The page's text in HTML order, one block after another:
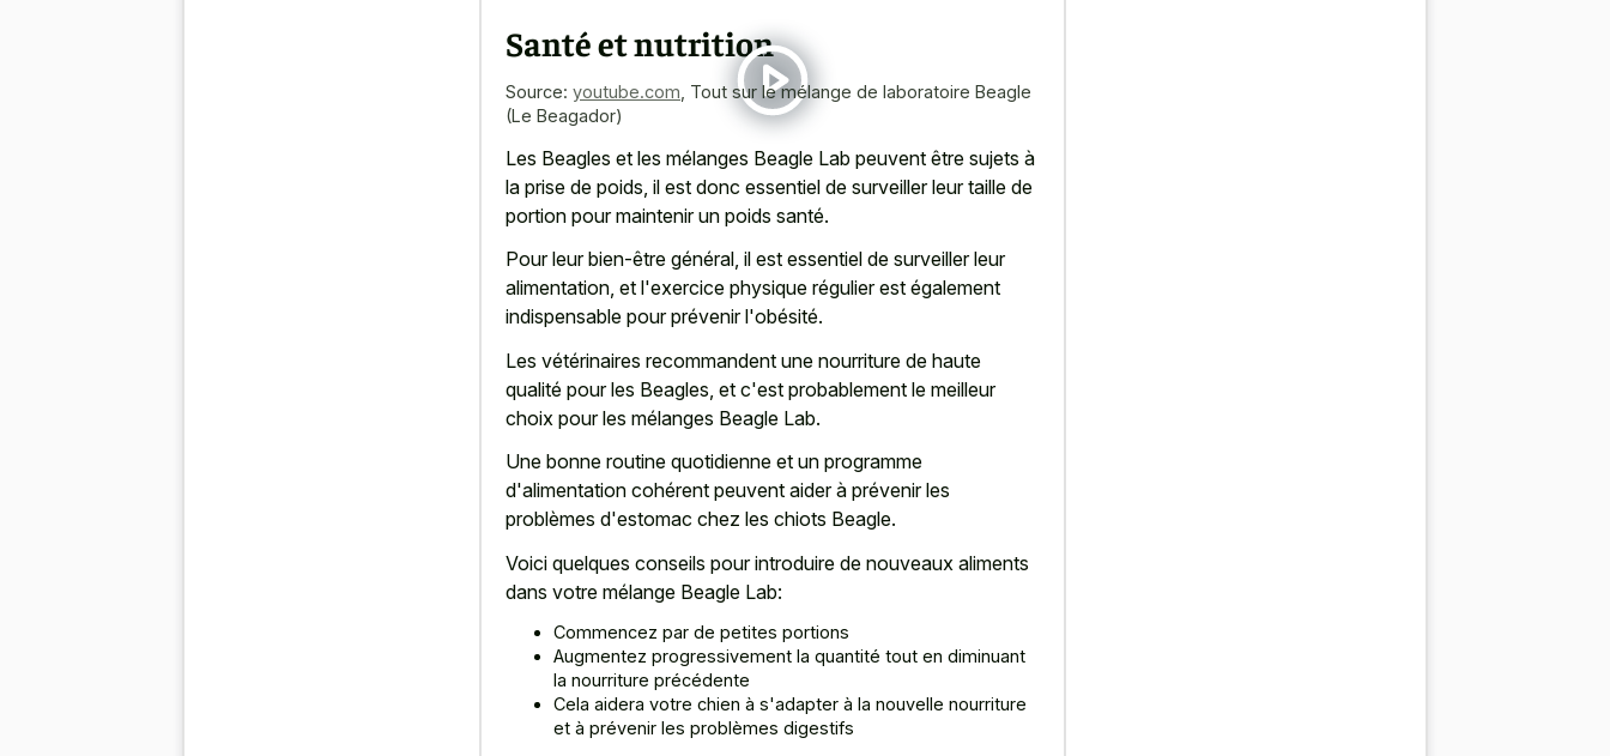
Santé et nutrition
Source: youtube.com Tout sur le mélange de laboratoire Beagle
(Le Beagador)
Les Beagles et les mélanges Beagle Lab peuvent être sujets à
la prise de poids, il est donc essentiel de surveiller leur taille de
portion pour maintenir un poids santé.
Pour leur bien-être général, il est essentiel de surveiller leur
alimentation, et l'exercice physique régulier est également
indispensable pour prévenir l'obésité.
Les vétérinaires recommandent une nourriture de haute
qualité pour les Beagles, et c'est probablement le meilleur
choix pour les mélanges Beagle Lab.
Une bonne routine quotidienne et un programme
d'alimentation cohérent peuvent aider à prévenir les
problèmes d'estomac chez les chiots Beagle.
Voici quelques conseils pour introduire de nouveaux aliments
dans votre mélange Beagle Lab:
Commencez par de petites portions
Augmentez progressivement la quantité tout en diminuant
la nourriture précédente
Cela aidera votre chien à s'adapter à la nouvelle nourriture
et à prévenir les problèmes digestifs